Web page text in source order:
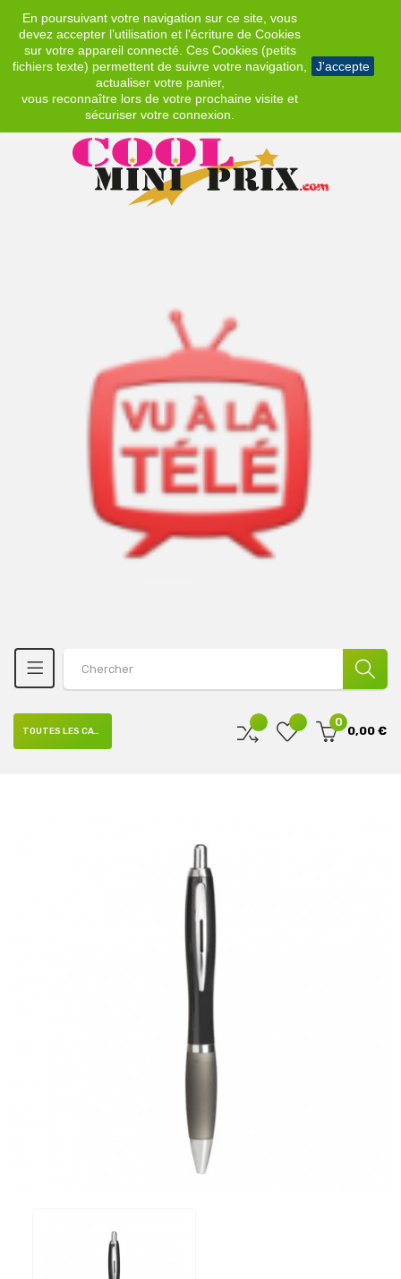
En poursuivant votre navigation sur ce site, vous
devez accepter l’utilisation et l'écriture de Cookies
sur votre appareil connecté. Ces Cookies (petits
fichiers texte) permettent de suivre votre navigation,
actualiser votre panier,
vous reconnaître lors de votre prochaine visite et
sécuriser votre connexion.
J'accepte
EUR
0
0,00 €
TOUTES LES CATÉGORIES